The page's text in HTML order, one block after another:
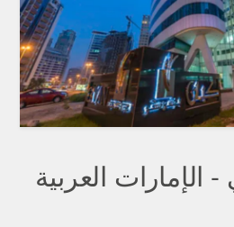
الإمارات العربية